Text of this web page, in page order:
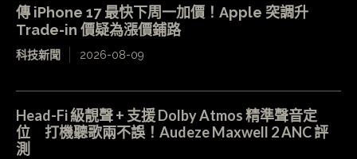
傳 iPhone 17 最快下周一加價！Apple 突調升
Trade-in 價疑為漲價鋪路
科技新聞 2026-08-09
Head-Fi 級靚聲 + 支援 Dolby Atmos 精準聲音定
位 打機聽歌兩不誤！Audeze Maxwell 2 ANC 評
測